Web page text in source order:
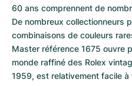
60 ans comprennent de
De nombreux collectionneurs
combinaisons de couleurs
Master référence 1675 ouvre
monde raffiné des Rolex
1959, est relativement facile